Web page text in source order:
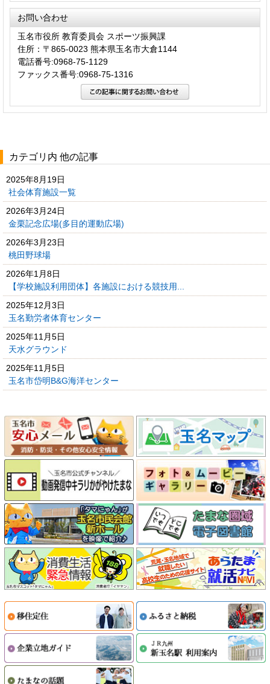
お問い合わせ
玉名市役所 教育委員会 スポーツ振興課
住所：〒865-0023 熊本県玉名市大倉1144
電話番号:0968-75-1129
ファックス番号:0968-75-1316
カテゴリ内 他の記事
2025年8月19日
社会体育施設一覧
2026年3月24日
金栗記念広場(多目的運動広場)
2026年3月23日
桃田野球場
2026年1月8日
【学校施設利用団体】各施設における競技用...
2025年12月3日
玉名勤労者体育センター
2025年11月5日
天水グラウンド
2025年11月5日
玉名市岱明B&G海洋センター